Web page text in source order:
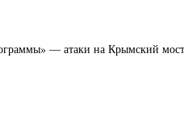
— атаки на Крымский